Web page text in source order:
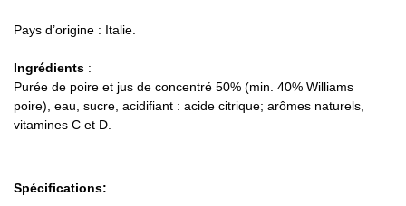
Pays d’origine : Italie.
Ingrédients :
Purée de poire et jus de concentré 50% (min. 40% Williams
poire), eau, sucre, acidifiant : acide citrique; arômes naturels,
vitamines C et D.
Spécifications: